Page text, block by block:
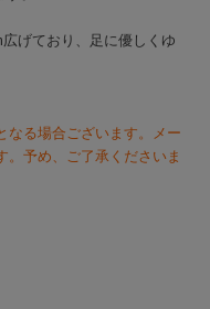
げており、足に優しくゆ
る場合ございます。メー
。予め、ご了承くださいま